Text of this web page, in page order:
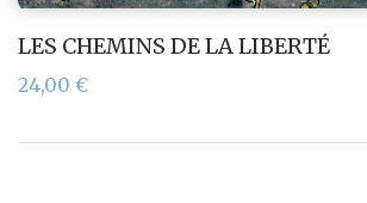
LES CHEMINS DE LA LIBERTÉ
24,00 €